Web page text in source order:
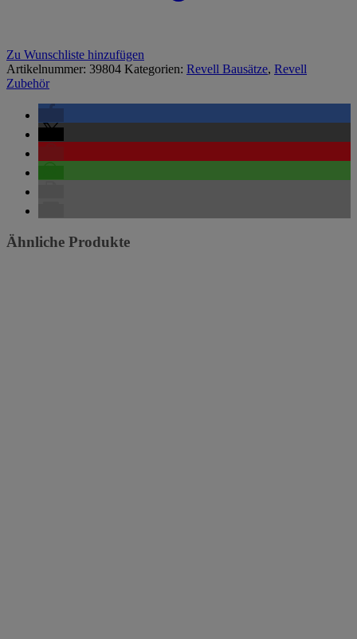
Zu Wunschliste hinzufügen
Artikelnummer: 39804 Kategorien: Revell Bausätze, Revell
Zubehör
Ähnliche Produkte